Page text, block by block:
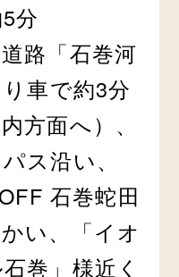
分
路「石巻河
車で約3分
方面へ）、
ス沿い、
石巻蛇田
い、「イオ
巻」様近く